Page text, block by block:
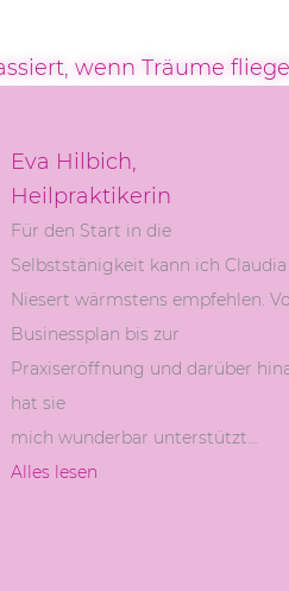
wenn Träume
Eva Hilbich,
Heilpraktikerin
Für den Start in die
Selbststänigkeit kann ich Claudia
Niesert wärmstens empfehlen.
Businessplan bis zur
Praxiseröffnung und darüber
hat sie
mich wunderbar unterstützt…
Alles lesen